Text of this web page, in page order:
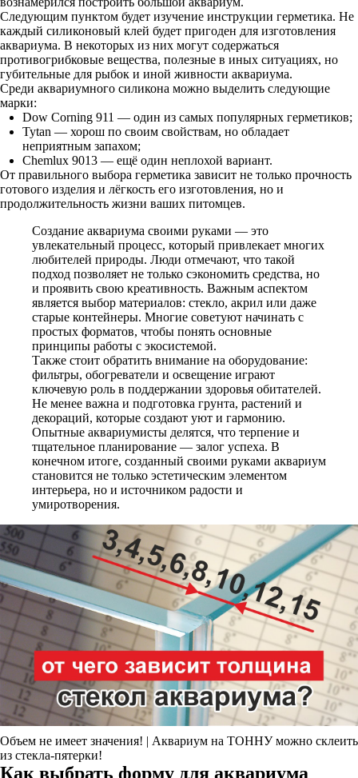
Следующим пунктом будет изучение инструкции герметика. Не
каждый силиконовый клей будет пригоден для изготовления
аквариума. В некоторых из них могут содержаться
противогрибковые вещества, полезные в иных ситуациях, но
губительные для рыбок и иной живности аквариума.
Среди аквариумного силикона можно выделить следующие
марки:
Dow Corning 911 — один из самых популярных герметиков;
Tytan — хорош по своим свойствам, но обладает
неприятным запахом;
Chemlux 9013 — ещё один неплохой вариант.
От правильного выбора герметика зависит не только прочность
готового изделия и лёгкость его изготовления, но и
продолжительность жизни ваших питомцев.
Создание аквариума своими руками — это
увлекательный процесс, который привлекает многих
любителей природы. Люди отмечают, что такой
подход позволяет не только сэкономить средства, но
и проявить свою креативность. Важным аспектом
является выбор материалов: стекло, акрил или даже
старые контейнеры. Многие советуют начинать с
простых форматов, чтобы понять основные
принципы работы с экосистемой.
Также стоит обратить внимание на оборудование:
фильтры, обогреватели и освещение играют
ключевую роль в поддержании здоровья обитателей.
Не менее важна и подготовка грунта, растений и
декораций, которые создают уют и гармонию.
Опытные аквариумисты делятся, что терпение и
тщательное планирование — залог успеха. В
конечном итоге, созданный своими руками аквариум
становится не только эстетическим элементом
интерьера, но и источником радости и
умиротворения.
Объем не имеет значения! | Аквариум на ТОННУ можно склеить
из стекла-пятерки!
Как выбрать форму для аквариума